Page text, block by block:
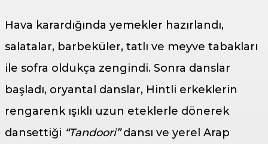
Hava karardığında yemekler hazırlandı,
salatalar, barbeküler, tatlı ve meyve tabakları
ile sofra oldukça zengindi. Sonra danslar
başladı, oryantal danslar, Hintli erkeklerin
rengarenk ışıklı uzun eteklerle dönerek
dansettiği “Tandoori”dansı ve yerel Arap